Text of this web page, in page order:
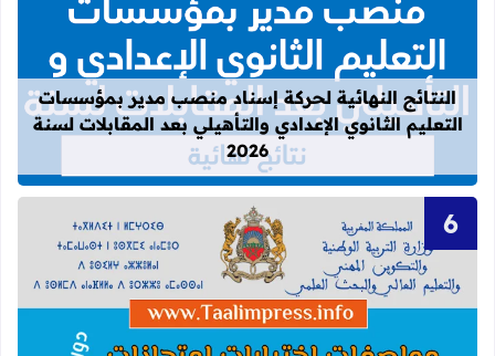
قراءة المزيد عن النتائج النهائية
النتائج النهائية لحركة إسناد منصب مدير بمؤسسات
التعليم الثانوي الإعدادي والتأهيلي بعد المقابلات لسنة
2026
قراءة المزيد عن تحيين مواصفات